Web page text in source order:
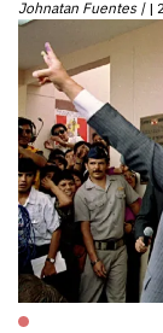
Johnatan Fuentes |